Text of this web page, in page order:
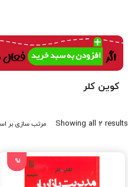
کوین کلر
Showing all 2 results
Sorted
latest